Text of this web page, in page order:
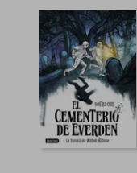
$ 128.569
$ 70.713
45%
dcto.